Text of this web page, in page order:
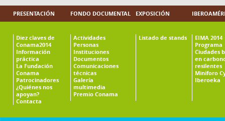
PRESENTACIÓN
Diez claves de
Conama2014
Información
práctica
La Fundación
Conama
Patrocinadores
¿Quiénes nos
apoyan?
Contacta
FONDO DOCUMENTAL
Actividades
Personas
Instituciones
Documentos
Comunicaciones
técnicas
Galería
multimedia
Premio Conama
EXPOSICIÓN
Listado de stands
EIMA 2014
Programa
Ciudades
en
resilentes
Miniforo
Iberoeka